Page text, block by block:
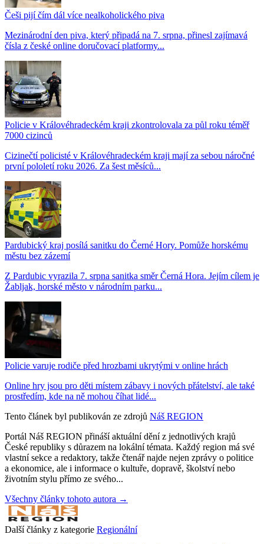
Češi pijí čím dál více nealkoholického piva
Mezinárodní den piva, který připadá na 7. srpna, přinesl zajímavá
čísla z české online doručovací platformy...
Policie v Královéhradeckém kraji zkontrolovala za půl roku téměř
7000 cizinců
Cizinečtí policisté v Královéhradeckém kraji mají za sebou náročné
první pololetí roku 2026. Za šest měsíců...
Pardubický kraj posílá sanitku do Černé Hory. Pomůže horskému
městu bez zázemí
Z Pardubic vyrazila 7. srpna sanitka směr Černá Hora. Jejím cílem je
Žabljak, horské město v národním parku...
Policie varuje rodiče před hrozbami ukrytými v online hrách
Online hry jsou pro děti místem zábavy i nových přátelství, ale také
prostředím, kde na ně mohou číhat lidé...
Tento článek byl publikován ze zdrojů Náš REGION
Portál Náš REGION přináší aktuální dění z jednotlivých krajů
České republiky s důrazem na lokální témata. Každý region má své
vlastní sekce a redaktory, takže čtenář najde nejen zprávy o politice
a ekonomice, ale i informace o kultuře, dopravě, školství nebo
životním stylu přímo ze svého...
Všechny články tohoto autora →
Další články z kategorie Regionální